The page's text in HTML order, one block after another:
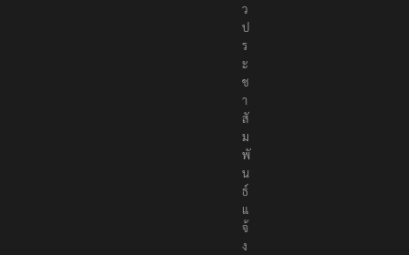
ว
ป
ร
ะ
ช
า
สั
ม
พั
น
ธ์
แ
จ้
ง